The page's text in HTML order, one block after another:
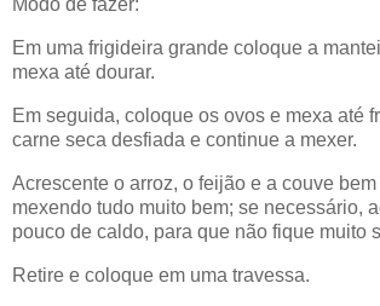
Modo de fazer:
Em uma frigideira grande coloque a
mexa até dourar.
Em seguida, coloque os ovos e mexa até
carne seca desfiada e continue a mexer.
Acrescente o arroz, o feijão e a couve
mexendo tudo muito bem; se necessário,
pouco de caldo, para que não fique muito
Retire e coloque em uma travessa.